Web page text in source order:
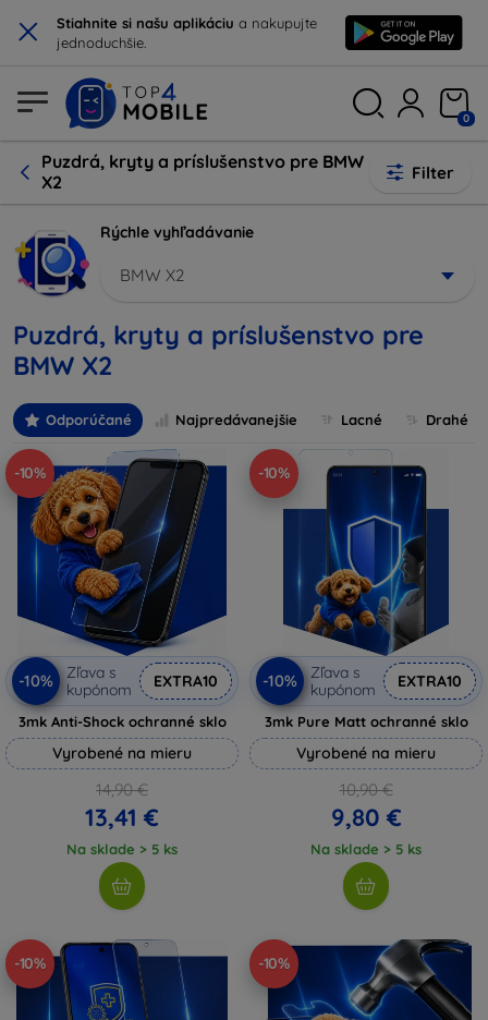
× Stiahnite si našu aplikáciu a nakupujte
jednoduchšie.
0
Puzdrá, kryty a príslušenstvo pre BMW
X2
Filter
Rýchle vyhľadávanie
BMW X2
Puzdrá, kryty a príslušenstvo pre
BMW X2
Odporúčané Najpredávanejšie Lacné Drahé
-10%
-10%
Zľava s
kupónom
EXTRA10
3mk Anti-Shock ochranné sklo
Vyrobené na mieru
14,90 €
13,41 €
Na sklade > 5 ks
-10%
-10%
Zľava s
kupónom
EXTRA10
3mk Pure Matt ochranné sklo
Vyrobené na mieru
10,90 €
9,80 €
Na sklade > 5 ks
-10% -10%